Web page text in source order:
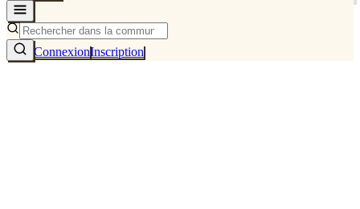
ConnexionInscription